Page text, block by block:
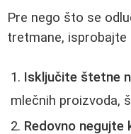
Pre nego što se
tretmane, isprobajte
Isključite štetne
mlečnih proizvoda,
Redovno negujte